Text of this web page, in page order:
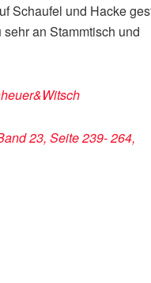
Schaufel und Hacke
an Stammtisch und
23, Seite 239- 264,